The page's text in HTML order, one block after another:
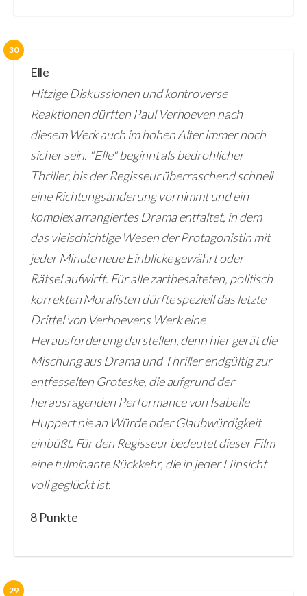
30
Elle
Hitzige Diskussionen und kontroverse
Reaktionen dürften Paul Verhoeven nach
diesem Werk auch im hohen Alter immer noch
sicher sein. "Elle" beginnt als bedrohlicher
Thriller, bis der Regisseur überraschend schnell
eine Richtungsänderung vornimmt und ein
komplex arrangiertes Drama entfaltet, in dem
das vielschichtige Wesen der Protagonistin mit
jeder Minute neue Einblicke gewährt oder
Rätsel aufwirft. Für alle zartbesaiteten, politisch
korrekten Moralisten dürfte speziell das letzte
Drittel von Verhoevens Werk eine
Herausforderung darstellen, denn hier gerät die
Mischung aus Drama und Thriller endgültig zur
entfesselten Groteske, die aufgrund der
herausragenden Performance von Isabelle
Huppert nie an Würde oder Glaubwürdigkeit
einbüßt. Für den Regisseur bedeutet dieser Film
eine fulminante Rückkehr, die in jeder Hinsicht
voll geglückt ist.
8 Punkte
29